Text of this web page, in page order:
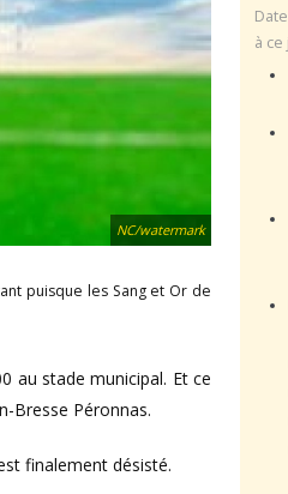
NC/watermark
puisque les Sang et Or de
au stade municipal. Et ce
Bresse Péronnas.
finalement désisté.
à ce